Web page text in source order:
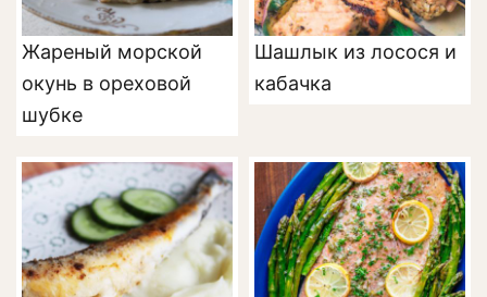
Жареный морской
окунь в ореховой
шубке
Шашлык из лосося и
кабачка